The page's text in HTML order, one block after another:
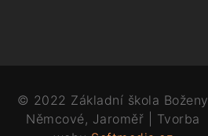
© 2022 Základní škola Boženy
Němcové, Jaroměř | Tvorba